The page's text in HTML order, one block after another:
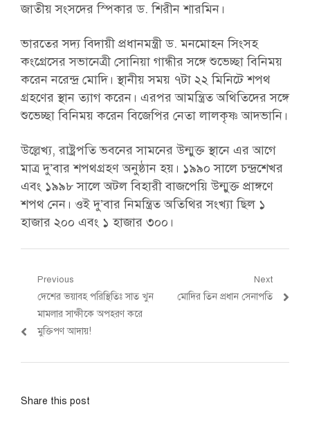
জাতীয় সংসদের স্পিকার ড. শিরীন শারমিন।
ভারতের সদ্য বিদায়ী প্রধানমন্ত্রী ড. মনমোহন সিংসহ
কংগ্রেসের সভানেত্রী সোনিয়া গান্ধীর সঙ্গে শুভেচ্ছা বিনিময়
করেন নরেন্দ্র মোদি। স্থানীয় সময় ৭টা ২২ মিনিটে শপথ
গ্রহণের স্থান ত্যাগ করেন। এরপর আমন্ত্রিত অথিতিদের সঙ্গে
শুভেচ্ছা বিনিময় করেন বিজেপির নেতা লালকৃষ্ণ আদভানি।
উল্লেখ্য, রাষ্ট্রপতি ভবনের সামনের উন্মুক্ত স্থানে এর আগে
মাত্র দু’বার শপথগ্রহণ অনুষ্ঠান হয়। ১৯৯০ সালে চন্দ্রশেখর
এবং ১৯৯৮ সালে অটল বিহারী বাজপেয়ি উন্মুক্ত প্রাঙ্গণে
শপথ নেন। ওই দু’বার নিমন্ত্রিত অতিথির সংখ্যা ছিল ১
হাজার ২০০ এবং ১ হাজার ৩০০।
Post
navigation
Previous
Previous
post:
দেশের ভয়াবহ পরিস্থিতিঃ সাত খুন
মামলার সাক্ষীকে অপহরণ করে
মুক্তিপণ আদায়!
Next
Next
মোদির তিন প্রধান সেনাপতি
Share this post